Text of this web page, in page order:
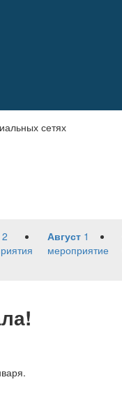
сетях
2
Август 1
мероприятие